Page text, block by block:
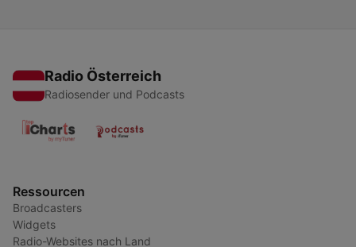
Radio Österreich
Radiosender und Podcasts
Ressourcen
Broadcasters
Widgets
Radio-Websites nach Land